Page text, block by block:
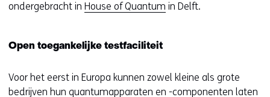
ondergebracht in House of Quantum in Delft.
Open toegankelijke testfaciliteit
Voor het eerst in Europa kunnen zowel kleine als grote
bedrijven hun quantumapparaten en -componenten laten